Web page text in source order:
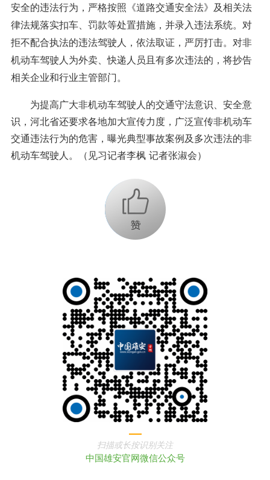
安全的违法行为，严格按照《道路交通安全法》及相关法
律法规落实扣车、罚款等处置措施，并录入违法系统。对
拒不配合执法的违法驾驶人，依法取证，严厉打击。对非
机动车驾驶人为外卖、快递人员且有多次违法的，将抄告
相关企业和行业主管部门。
为提高广大非机动车驾驶人的交通守法意识、安全意
识，河北省还要求各地加大宣传力度，广泛宣传非机动车
交通违法行为的危害，曝光典型事故案例及多次违法的非
机动车驾驶人。（见习记者李枫 记者张淑会）
+1
扫描或长按识别关注
中国雄安官网微信公众号